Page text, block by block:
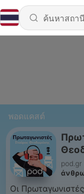
พอดแคสต์
pod.gr
Οι